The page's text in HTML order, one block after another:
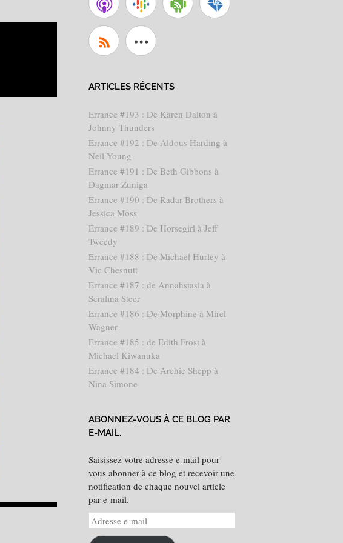
ARTICLES RÉCENTS
Errance #193 : De Karen Dalton à
Johnny Thunders
Errance #192 : De Aldous Harding à
Neil Young
Errance #191 : De Beth Gibbons à
Dagmar Zuniga
Errance #190 : De Radar Brothers à
Jessica Moss
Errance #189 : De Horsegirl à Jeff
Tweedy
Errance #188 : De Michael Hurley à
Vic Chesnutt
Errance #187 : de Annahstasia à
Serafina Steer
Errance #186 : De Morphine à Mirel
Wagner
Errance #185 : de Edith Frost à
Michael Kiwanuka
Errance #184 : De Archie Shepp à
Nina Simone
ABONNEZ-VOUS À CE BLOG PAR
E-MAIL.
Saisissez votre adresse e-mail pour
vous abonner à ce blog et recevoir une
notification de chaque nouvel article
par e-mail.
Adresse
e-